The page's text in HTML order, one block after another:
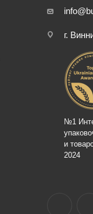
г.
№1
и
2024